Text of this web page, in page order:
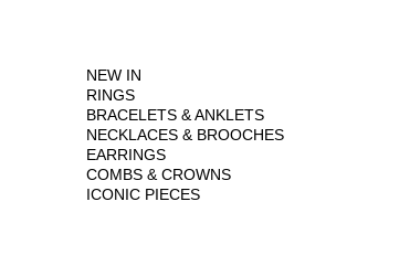
NEW IN
RINGS
BRACELETS & ANKLETS
NECKLACES & BROOCHES
EARRINGS
COMBS & CROWNS
ICONIC PIECES